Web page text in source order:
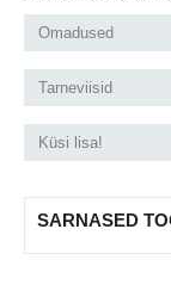
Omadused
Tarneviisid
Küsi lisa!
SARNASED